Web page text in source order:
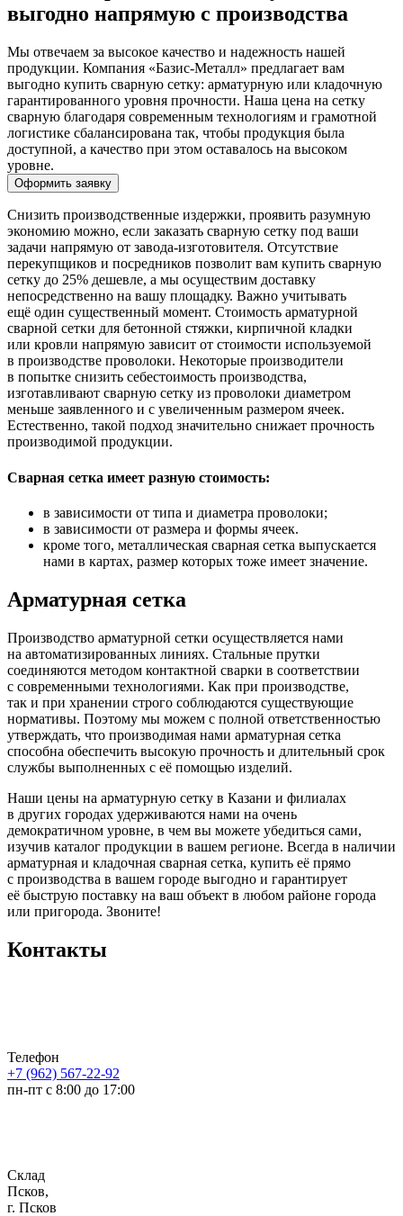
выгодно напрямую с производства
Мы отвечаем за высокое качество и надежность нашей
продукции. Компания «Базис-Металл» предлагает вам
выгодно купить сварную сетку: арматурную или кладочную
гарантированного уровня прочности. Наша цена на сетку
сварную благодаря современным технологиям и грамотной
логистике сбалансирована так, чтобы продукция была
доступной, а качество при этом оставалось на высоком
уровне.
Оформить заявку
Снизить производственные издержки, проявить разумную
экономию можно, если заказать сварную сетку под ваши
задачи напрямую от завода-изготовителя. Отсутствие
перекупщиков и посредников позволит вам купить сварную
сетку до 25% дешевле, а мы осуществим доставку
непосредственно на вашу площадку. Важно учитывать
ещё один существенный момент. Стоимость арматурной
сварной сетки для бетонной стяжки, кирпичной кладки
или кровли напрямую зависит от стоимости используемой
в производстве проволоки. Некоторые производители
в попытке снизить себестоимость производства,
изготавливают сварную сетку из проволоки диаметром
меньше заявленного и с увеличенным размером ячеек.
Естественно, такой подход значительно снижает прочность
производимой продукции.
Сварная сетка имеет разную стоимость:
в зависимости от типа и диаметра проволоки;
в зависимости от размера и формы ячеек.
кроме того, металлическая сварная сетка выпускается
нами в картах, размер которых тоже имеет значение.
Арматурная сетка
Производство арматурной сетки осуществляется нами
на автоматизированных линиях. Стальные прутки
соединяются методом контактной сварки в соответствии
с современными технологиями. Как при производстве,
так и при хранении строго соблюдаются существующие
нормативы. Поэтому мы можем с полной ответственностью
утверждать, что производимая нами арматурная сетка
способна обеспечить высокую прочность и длительный срок
службы выполненных с её помощью изделий.
Наши цены на арматурную сетку в Казани и филиалах
в других городах удерживаются нами на очень
демократичном уровне, в чем вы можете убедиться сами,
изучив каталог продукции в вашем регионе. Всегда в наличии
арматурная и кладочная сварная сетка, купить её прямо
с производства в вашем городе выгодно и гарантирует
её быструю поставку на ваш объект в любом районе города
или пригорода. Звоните!
Контакты
Телефон
+7 (962) 567-22-92
пн-пт с 8:00 до 17:00
Склад
Псков,
г. Псков